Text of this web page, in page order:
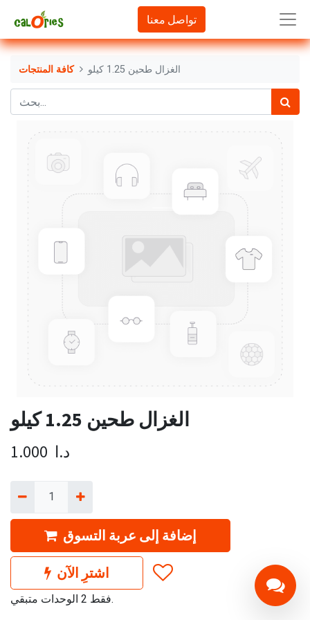
تواصل معنا
كافة المنتجات الغزال طحين 1.25 كيلو
الغزال طحين 1.25 كيلو
1.000 د.ا
إضافة إلى عربة التسوق
اشترِ الآن
فقط 2 الوحدات متبقي.